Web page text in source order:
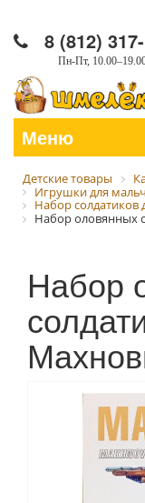
8 (812)
Пн-Пт,
Меню
Детские товары
Игрушки для
Набор солдатиков
Набор оловянных
Набор